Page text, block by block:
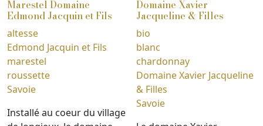
Marestel Domaine
Edmond Jacquin et Fils
altesse
Edmond Jacquin et Fils
marestel
roussette
Savoie
Installé au coeur du village
Domaine Xavier
Jacqueline & Filles
bio
blanc
chardonnay
Domaine Xavier Jacqueline
& Filles
Savoie